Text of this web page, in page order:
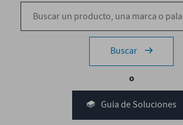
Buscar
o
Guía de Soluciones